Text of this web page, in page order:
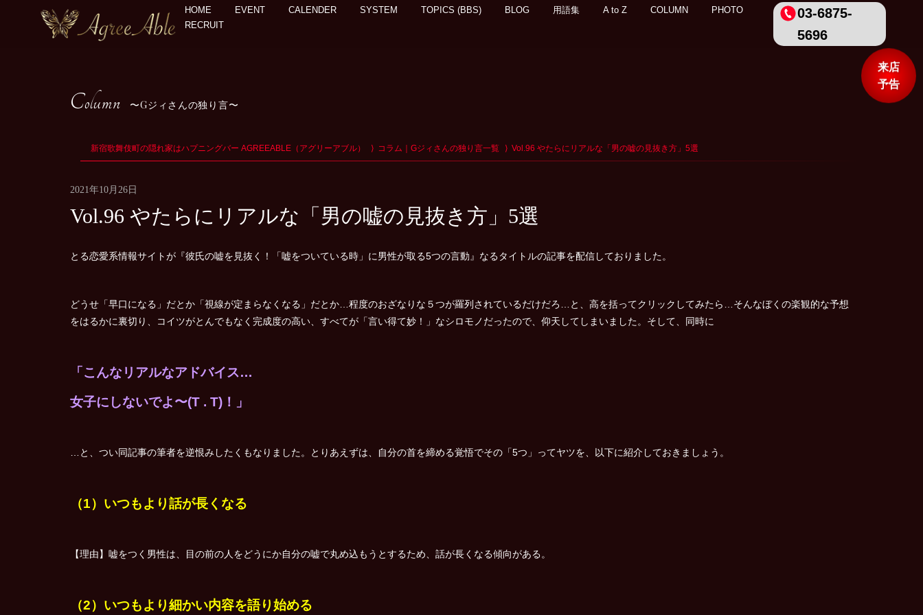
HOME EVENT CALENDER SYSTEM TOPICS (BBS) BLOG 用語集 A to Z COLUMN
PHOTO
RECRUIT
03-6875-
5696
来店
予告
Column Gジィさんの独り言
新宿歌舞伎町の隠れ家はハプニングバー AGREEABLE（アグリーアブル） コラム｜Gジィさんの独り言一覧 Vol.96 やたらにリアルな「男の嘘の見抜き方」5選
2021年10月26日
Vol.96 やたらにリアルな「男の嘘の見抜き方」5選
とる恋愛系情報サイトが『彼氏の嘘を見抜く！「嘘をついている時」に男性が取る5つの言動』なるタイトルの記事を配信しておりました。
どうせ「早口になる」だとか「視線が定まらなくなる」だとか…程度のおざなりな５つが羅列されているだけだろ…と、高を括ってクリックしてみたら…そんなぼくの楽観的な予想
をはるかに裏切り、コイツがとんでもなく完成度の高い、すべてが「言い得て妙！」なシロモノだったので、仰天してしまいました。そして、同時に
「こんなリアルなアドバイス…
女子にしないでよ〜(T . T)！」
…と、つい同記事の筆者を逆恨みしたくもなりました。とりあえずは、自分の首を締める覚悟でその「5つ」ってヤツを、以下に紹介しておきましょう。
（1）いつもより話が長くなる
【理由】嘘をつく男性は、目の前の人をどうにか自分の嘘で丸め込もうとするため、話が長くなる傾向がある。
（2）いつもより細かい内容を語り始める